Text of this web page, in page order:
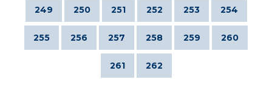
249 250 251 252 253 254
255 256 257 258 259 260
261 262